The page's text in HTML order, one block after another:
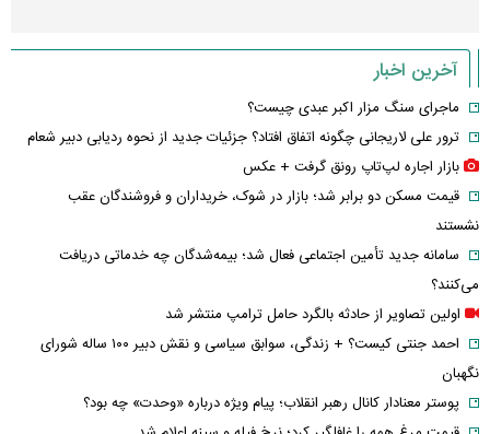
آخرین اخبار
ماجرای سنگ مزار اکبر عبدی چیست؟
ترور علی لاریجانی چگونه اتفاق افتاد؟ جزئیات جدید از نحوه ردیابی دبیر شعام
بازار اجاره لپ‌تاپ رونق گرفت + عکس
قیمت مسکن دو برابر شد؛ بازار در شوک، خریداران و فروشندگان عقب
نشستند
سامانه جدید تأمین اجتماعی فعال شد؛ بیمه‌شدگان چه خدماتی دریافت
می‌کنند؟
اولین تصاویر از حادثه بالگرد حامل ترامپ منتشر شد
احمد جنتی کیست؟ + زندگی، سوابق سیاسی و نقش دبیر ۱۰۰ ساله شورای
نگهبان
پوستر معنادار کانال رهبر انقلاب؛ پیام ویژه درباره «وحدت» چه بود؟